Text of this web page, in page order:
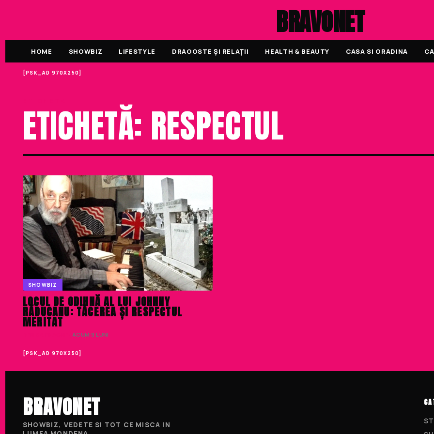
BRAVONET
HOME SHOWBIZ LIFESTYLE DRAGOSTE ȘI RELAȚII HEALTH & BEAUTY CASA SI GRADINA
[PSK_AD 970X250]
ETICHETĂ: RESPECTUL
SHOWBIZ
LOCUL DE ODIHNĂ AL LUI JOHNNY
RĂDUCANU: TĂCEREA ȘI RESPECTUL
MERITAT
· ACUM 9 LUNI
[PSK_AD 970X250]
BRAVONET
SHOWBIZ, VEDETE SI TOT CE MISCA IN